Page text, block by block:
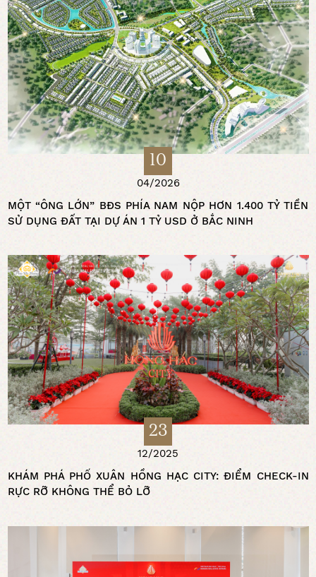
10
04/2026
MỘT “ÔNG LỚN” BĐS PHÍA NAM NỘP HƠN 1.400 TỶ TIỀN
SỬ DỤNG ĐẤT TẠI DỰ ÁN 1 TỶ USD Ở BẮC NINH
23
12/2025
KHÁM PHÁ PHỐ XUÂN HỒNG HẠC CITY: ĐIỂM CHECK-IN
RỰC RỠ KHÔNG THỂ BỎ LỠ